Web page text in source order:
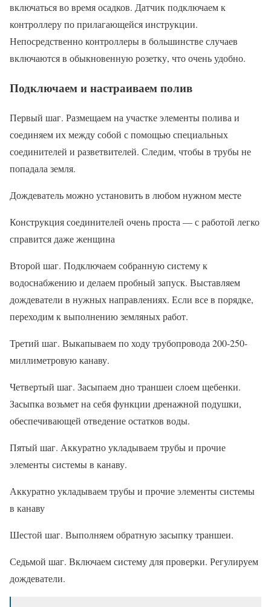
включаться во время осадков. Датчик подключаем к
контроллеру по прилагающейся инструкции.
Непосредственно контроллеры в большинстве случаев
включаются в обыкновенную розетку, что очень удобно.
Подключаем и настраиваем полив
Первый шаг. Размещаем на участке элементы полива и
соединяем их между собой с помощью специальных
соединителей и разветвителей. Следим, чтобы в трубы не
попадала земля.
Дождеватель можно установить в любом нужном месте
Конструкция соединителей очень проста — с работой легко
справится даже женщина
Второй шаг. Подключаем собранную систему к
водоснабжению и делаем пробный запуск. Выставляем
дождеватели в нужных направлениях. Если все в порядке,
переходим к выполнению земляных работ.
Третий шаг. Выкапываем по ходу трубопровода 200-250-
миллиметровую канаву.
Четвертый шаг. Засыпаем дно траншеи слоем щебенки.
Засыпка возьмет на себя функции дренажной подушки,
обеспечивающей отведение остатков воды.
Пятый шаг. Аккуратно укладываем трубы и прочие
элементы системы в канаву.
Аккуратно укладываем трубы и прочие элементы системы
в канаву
Шестой шаг. Выполняем обратную засыпку траншеи.
Седьмой шаг. Включаем систему для проверки. Регулируем
дождеватели.